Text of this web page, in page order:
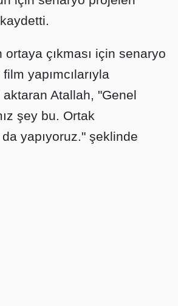
ortaya çıkması için senaryo
film yapımcılarıyla
aktaran Atallah, "Genel
şey bu. Ortak
yapıyoruz." şeklinde